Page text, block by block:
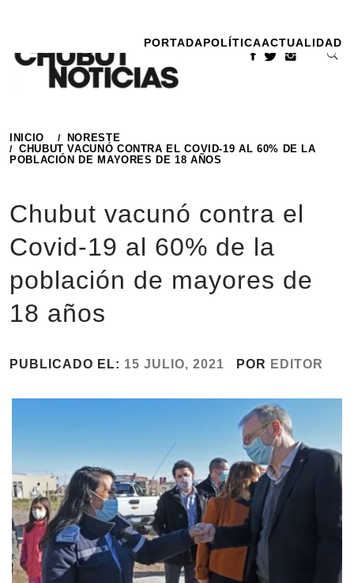
contenido
PORTADAPOLÍTICAACTUALIDAD
INICIO
NORESTE
CHUBUT VACUNÓ CONTRA EL COVID-19 AL 60% DE LA
POBLACIÓN DE MAYORES DE 18 AÑOS
Chubut vacunó contra el
Covid-19 al 60% de la
población de mayores de
18 años
PUBLICADO EL: 15 JULIO, 2021 POR EDITOR